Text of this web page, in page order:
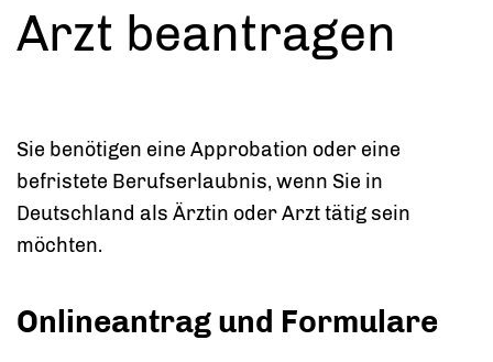
Arzt beantragen
Sie benötigen eine Approbation oder eine
befristete Berufserlaubnis, wenn Sie in
Deutschland als Ärztin oder Arzt tätig sein
möchten.
Onlineantrag und Formulare